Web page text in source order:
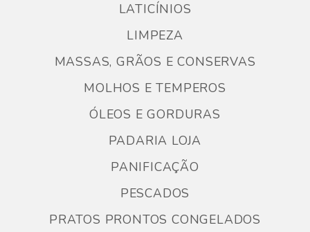
LATICÍNIOS
LIMPEZA
MASSAS, GRÃOS E CONSERVAS
MOLHOS E TEMPEROS
ÓLEOS E GORDURAS
PADARIA LOJA
PANIFICAÇÃO
PESCADOS
PRATOS PRONTOS CONGELADOS